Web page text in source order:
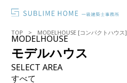
TOP MODELHOUSE [コンパクトハウス]
MODELHOUSE
モデルハウス
SELECT AREA
すべて